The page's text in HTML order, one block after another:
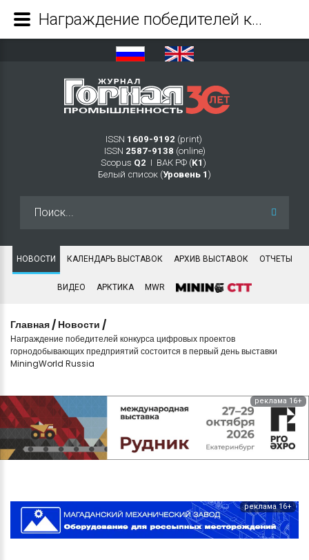
ISSN 1609-9192 (print)
ISSN 2587-9138 (online)
Scopus Q2 Ι ВАК РФ (K1 )
Белый список (Уровень 1 )
НОВОСТИ КАЛЕНДАРЬ ВЫСТАВОК АРХИВ ВЫСТАВОК ОТЧЕТЫ
ВИДЕО АРКТИКА MWR
Главная / Новости /
Награждение победителей конкурса цифровых проектов
горнодобывающих предприятий состоится в первый день выставки
MiningWorld Russia
реклама 16+
реклама 16+
Награждение победителей конкурса цифровых проектов горнодобывающих предприятий состоится в первый день выставки MiningWorld Russia - Журнал Горная промышленность